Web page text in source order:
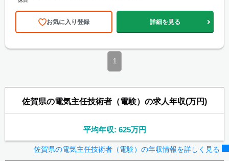
お気に入り登録 詳細を見る
1
佐賀県の電気主任技術者（電験）の求人年収(万円)
平均年収: 625万円
佐賀県の電気主任技術者（電験）の年収情報を詳しく見る